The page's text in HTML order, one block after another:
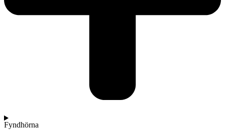
Fyndhörna